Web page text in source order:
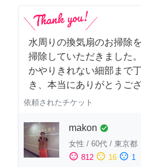
水周りの換気扇のお掃除
掃除していただきました
かやりきれない細部まで
き、本当にありがとうご
依頼されたチケット
makon check_circle
女性 / 60代 / 東京都
sentiment_satisfied 812 sentiment_neutral 16 sentiment_dissatisfied 1